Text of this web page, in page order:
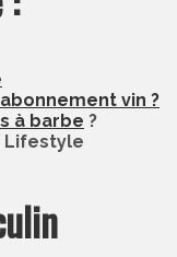
vin ?
à barbe ?
Lifestyle